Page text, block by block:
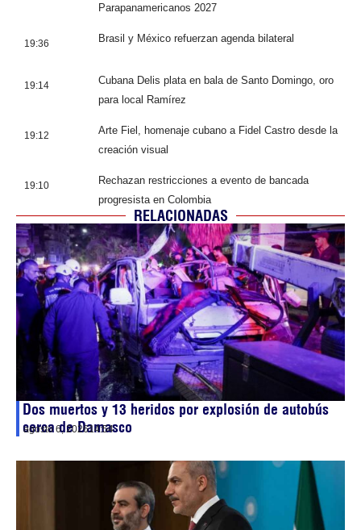
Parapanamericanos 2027
19:36 Brasil y México refuerzan agenda bilateral
19:14
Cubana Delis plata en bala de Santo Domingo, oro
para local Ramírez
19:12
Arte Fiel, homenaje cubano a Fidel Castro desde la
creación visual
19:10
Rechazan restricciones a evento de bancada
progresista en Colombia
RELACIONADAS
Dos muertos y 13 heridos por explosión de autobús
cerca de Damasco
agosto 6, 202614:54